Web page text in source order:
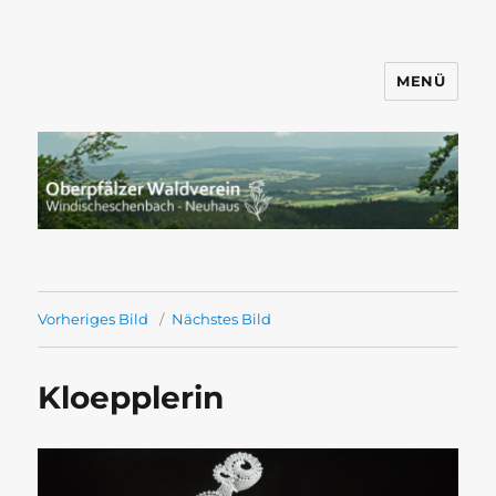
Windischeschenbach-Neuhaus
MENÜ
Vorheriges Bild Nächstes Bild
Kloepplerin